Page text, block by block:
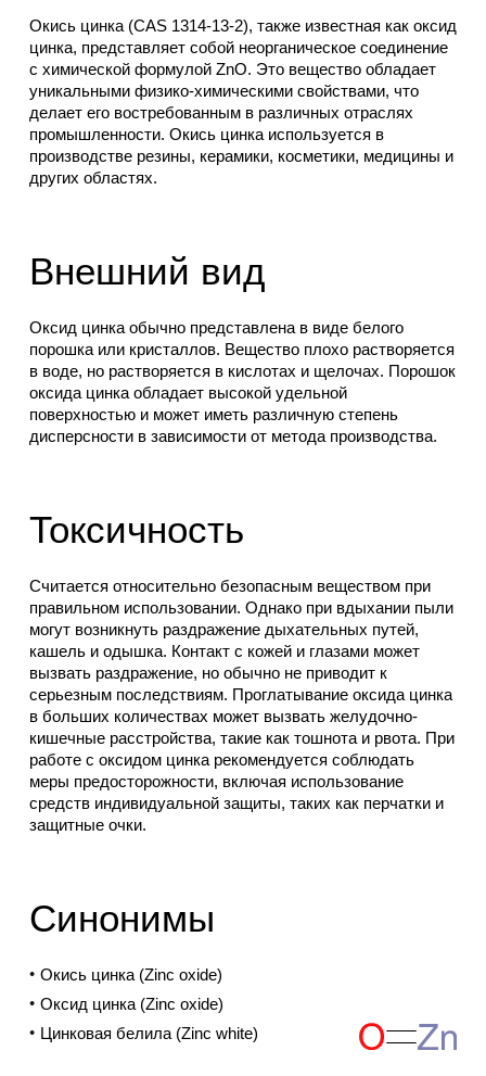
Окись цинка (CAS 1314-13-2), также известная как оксид
цинка, представляет собой неорганическое соединение
с химической формулой ZnO. Это вещество обладает
уникальными физико-химическими свойствами, что
делает его востребованным в различных отраслях
промышленности. Окись цинка используется в
производстве резины, керамики, косметики, медицины и
других областях.
Внешний вид
Оксид цинка обычно представлена в виде белого
порошка или кристаллов. Вещество плохо растворяется
в воде, но растворяется в кислотах и щелочах. Порошок
оксида цинка обладает высокой удельной
поверхностью и может иметь различную степень
дисперсности в зависимости от метода производства.
Токсичность
Считается относительно безопасным веществом при
правильном использовании. Однако при вдыхании пыли
могут возникнуть раздражение дыхательных путей,
кашель и одышка. Контакт с кожей и глазами может
вызвать раздражение, но обычно не приводит к
серьезным последствиям. Проглатывание оксида цинка
в больших количествах может вызвать желудочно-
кишечные расстройства, такие как тошнота и рвота. При
работе с оксидом цинка рекомендуется соблюдать
меры предосторожности, включая использование
средств индивидуальной защиты, таких как перчатки и
защитные очки.
Синонимы
Окись цинка (Zinc oxide)
Оксид цинка (Zinc oxide)
Цинковая белила (Zinc white)